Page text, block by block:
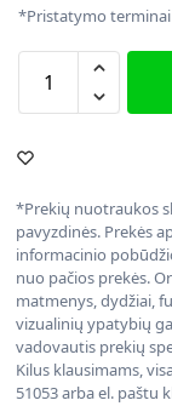
*Pristatymo
*Prekių nuotraukos
pavyzdinės. Prekės
informacinio
nuo pačios prekės.
matmenys, dydžiai,
vizualinių ypatybių
vadovautis prekių
Kilus klausimams,
51053 arba el. paštu